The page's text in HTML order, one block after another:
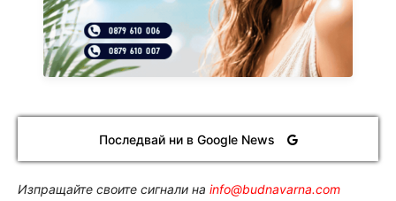
Последвай ни в Google News
Изпращайте своите сигнали на info@budnavarna.com